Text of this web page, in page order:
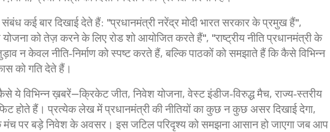
कई बार दिखाई देते हैं: "प्रधानमंत्री नरेंद्र मोदी भारत सरकार के प्रमुख हैं",
योजना को तेज़ करने के लिए रोड शो आयोजित करते हैं", "राष्ट्रीय नीति प्रधानमंत्री के
न केवल नीति‑निर्माण को स्पष्ट करते हैं, बल्कि पाठकों को समझाते हैं कि कैसे विभिन्न
को गति देते हैं।
विभिन्न ख़बरें—क्रिकेट जीत, निवेश योजना, वेस्ट इंडीज‑विरुद्ध मैच, राज्य‑स्तरीय
होते हैं। प्रत्येक लेख में प्रधानमंत्री की नीतियों का कुछ न कुछ असर दिखाई देगा,
मंच पर बड़े निवेश के अवसर। इस जटिल परिदृश्य को समझना आसान हो जाएगा जब आप